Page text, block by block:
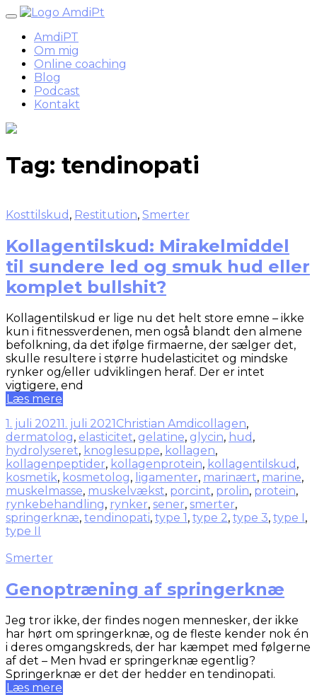
Skip
contentAmdiPT
Om mig
Online coaching
Blog
Podcast
Kontakt
Tag: tendinopati
Kosttilskud , Restitution, Smerter
Kollagentilskud: Mirakelmiddel
til sundere led og smuk hud eller
komplet bullshit?
Kollagentilskud er lige nu det helt store emne – ikke
kun i fitnessverdenen, men også blandt den almene
befolkning, da det ifølge firmaerne, der sælger det,
skulle resultere i større hudelasticitet og mindske
rynker og/eller udviklingen heraf. Der er intet
vigtigere, end
Læs mere
1. juli 20211. juli 2021Christian Amdicollagen,
dermatolog, elasticitet, gelatine, glycin, hud ,
hydrolyseret, knoglesuppe, kollagen,
kollagenpeptider, kollagenprotein, kollagentilskud ,
kosmetik, kosmetolog, ligamenter, marinært, marine,
muskelmasse, muskelvækst, porcint, prolin, protein,
rynkebehandling, rynker, sener, smerter,
springerknæ, tendinopati, type 1, type 2, type 3, type I,
type II
Smerter
Genoptræning af springerknæ
Jeg tror ikke, der findes nogen mennesker, der ikke
har hørt om springerknæ, og de fleste kender nok én
i deres omgangskreds, der har kæmpet med følgerne
af det – Men hvad er springerknæ egentlig?
Springerknæ er det der hedder en tendinopati.
Læs mere